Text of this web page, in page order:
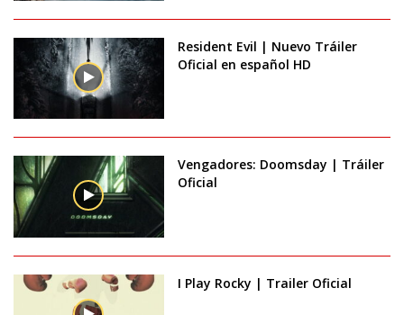
Resident Evil | Nuevo Tráiler
Oficial en español HD
Vengadores: Doomsday | Tráiler
Oficial
I Play Rocky | Trailer Oficial